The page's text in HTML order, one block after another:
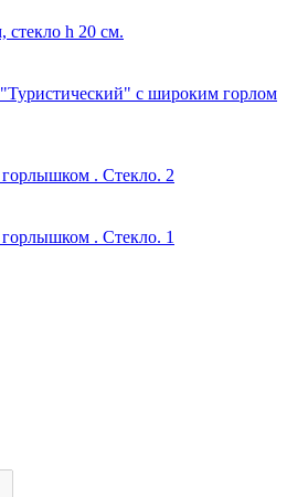
стекло h 20 см.
с широким горлом
. Стекло. 2
. Стекло. 1